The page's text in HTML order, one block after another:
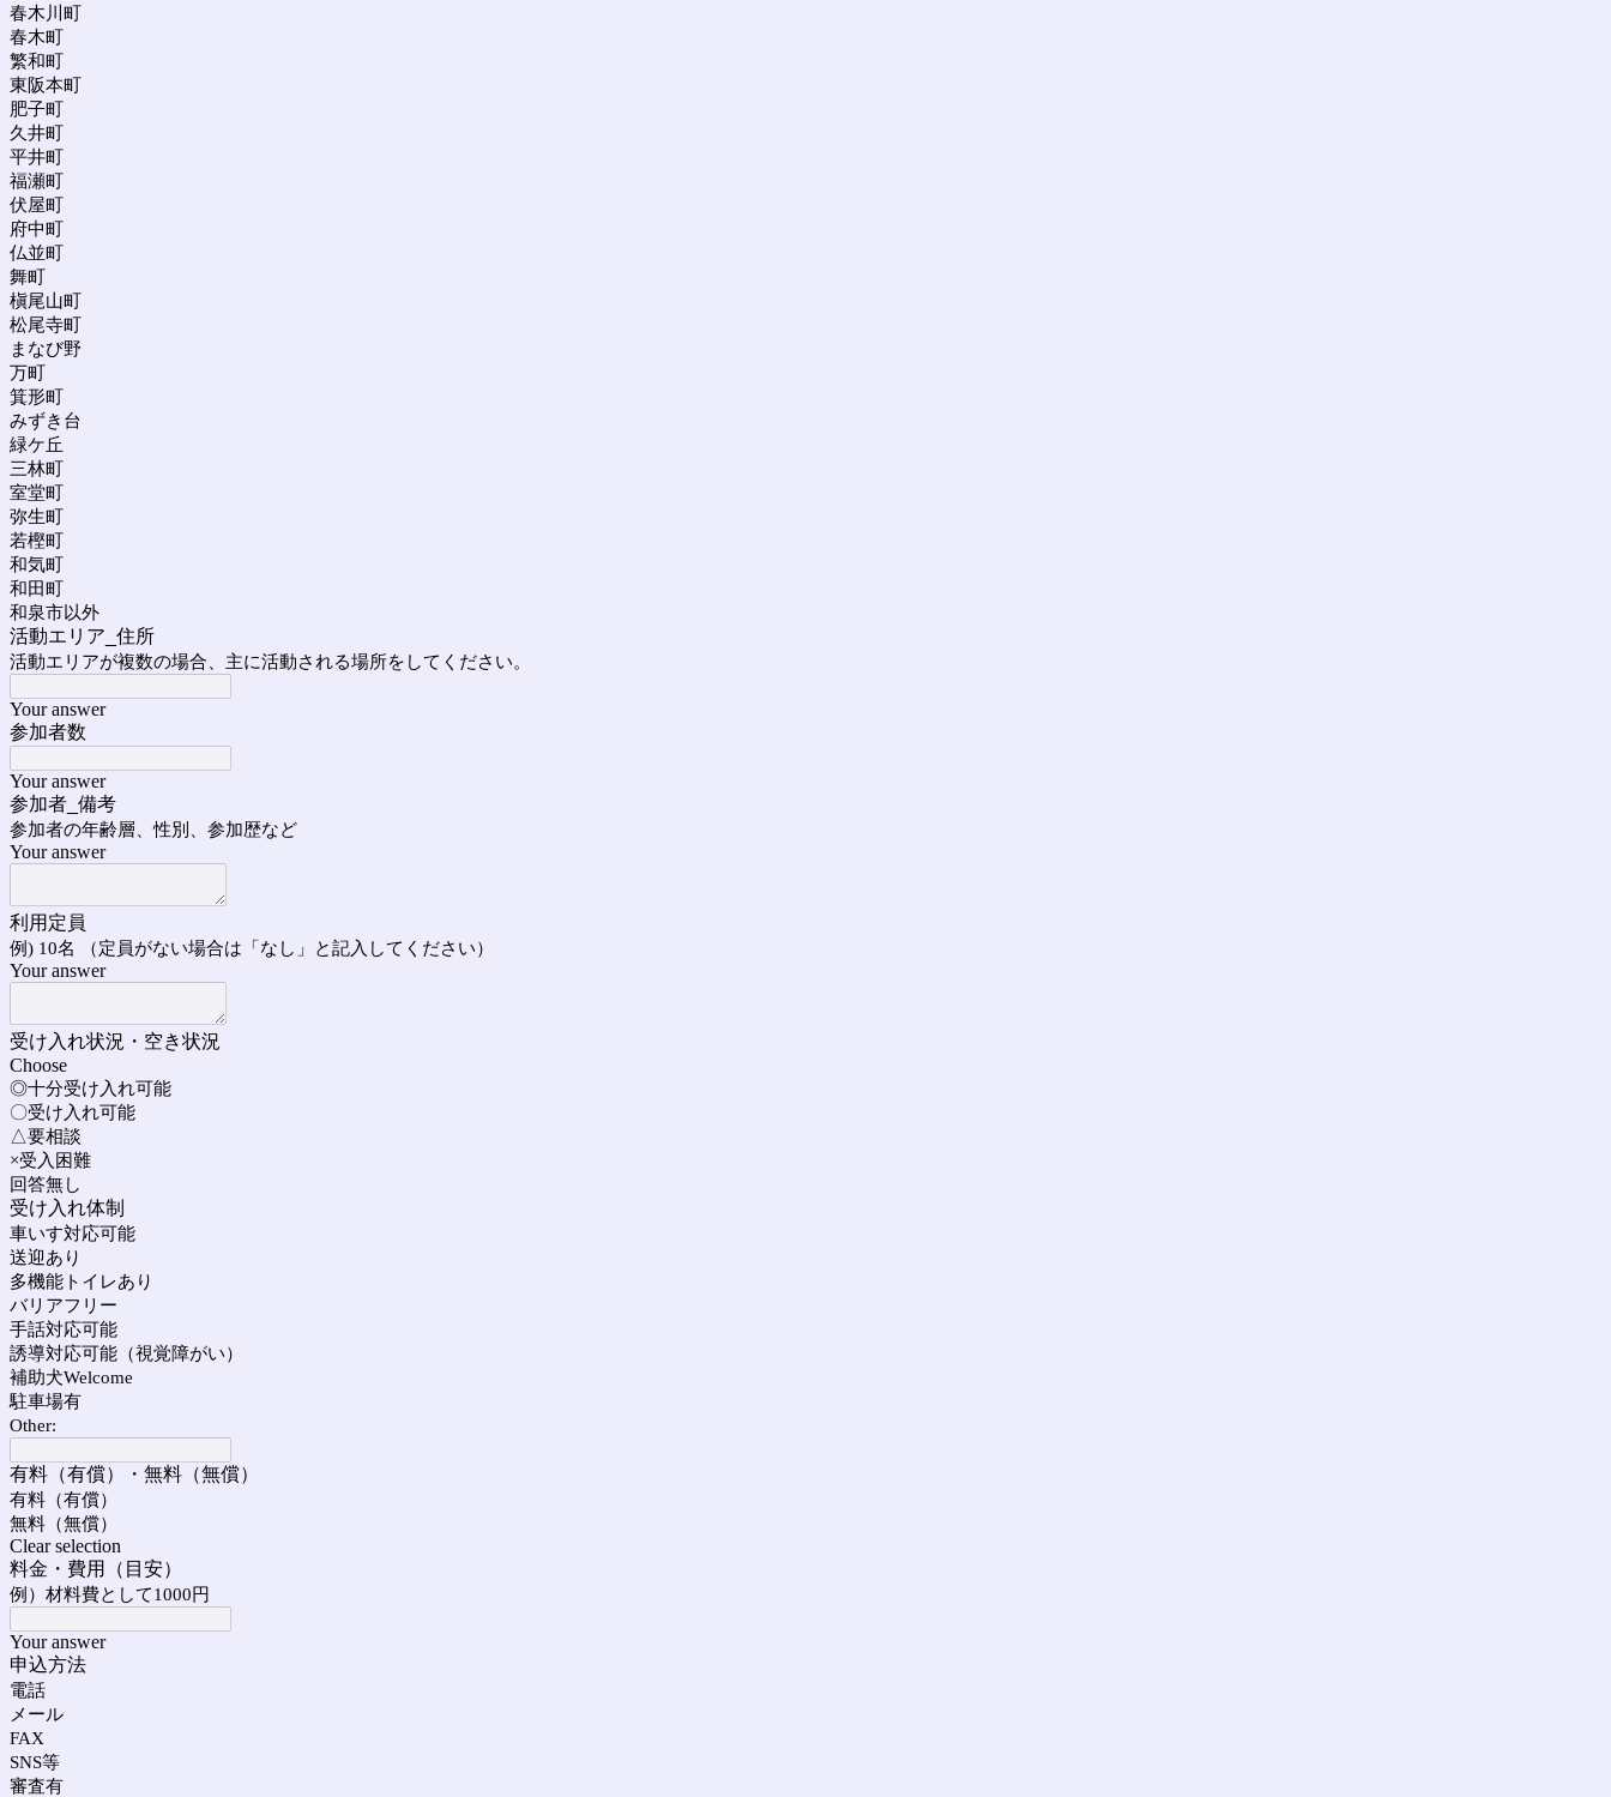
春木川町
春木町
繁和町
東阪本町
肥子町
久井町
平井町
福瀬町
伏屋町
府中町
仏並町
舞町
槇尾山町
松尾寺町
まなび野
万町
箕形町
みずき台
緑ケ丘
三林町
室堂町
弥生町
若樫町
和気町
和田町
和泉市以外
活動エリア_住所
活動エリアが複数の場合、主に活動される場所をしてください。
Your answer
参加者数
Your answer
参加者_備考
参加者の年齢層、性別、参加歴など
Your answer
利用定員
例) 10名 （定員がない場合は「なし」と記入してください）
Your answer
受け入れ状況・空き状況
Choose
◎十分受け入れ可能
〇受け入れ可能
△要相談
×受入困難
回答無し
受け入れ体制
車いす対応可能
送迎あり
多機能トイレあり
バリアフリー
手話対応可能
誘導対応可能（視覚障がい）
補助犬Welcome
駐車場有
Other:
有料（有償）・無料（無償）
有料（有償）
無料（無償）
Clear selection
料金・費用（目安）
例）材料費として1000円
Your answer
申込方法
電話
メール
FAX
SNS等
審査有